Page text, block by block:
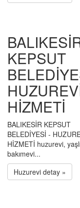
KEPSUT
HİZMETİ
BALIKESİR KEPSUT
BELEDİYESİ -
HİZMETİ huzurevi,
bakımevi...
Huzurevi detay »